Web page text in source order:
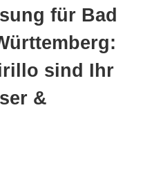
für Bad
sind Ihr
&